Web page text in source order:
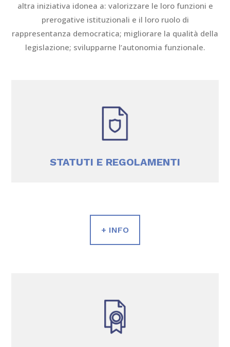
altra iniziativa idonea a: valorizzare le loro funzioni e
prerogative istituzionali e il loro ruolo di
rappresentanza democratica; migliorare la qualità della
legislazione; svilupparne l’autonomia funzionale.
STATUTI E REGOLAMENTI
+ INFO